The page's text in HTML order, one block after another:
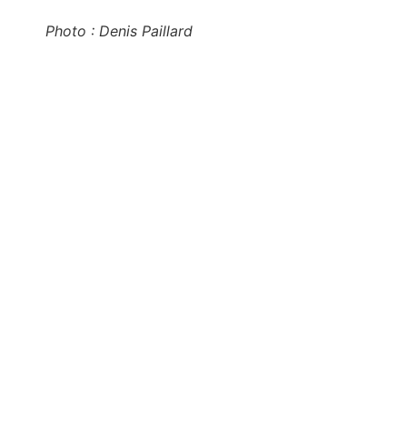
Photo : Denis Paillard